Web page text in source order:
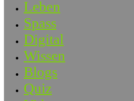
Leben
Spass
Digital
Wissen
Blogs
Quiz